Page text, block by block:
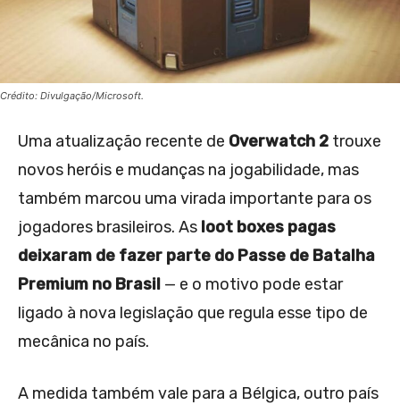
Crédito: Divulgação/Microsoft.
Uma atualização recente de Overwatch 2 trouxe
novos heróis e mudanças na jogabilidade, mas
também marcou uma virada importante para os
jogadores brasileiros. As loot boxes pagas
deixaram de fazer parte do Passe de Batalha
Premium no Brasil — e o motivo pode estar
ligado à nova legislação que regula esse tipo de
mecânica no país.
A medida também vale para a Bélgica, outro país